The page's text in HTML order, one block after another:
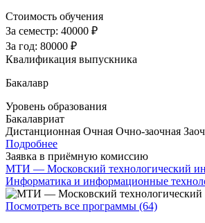
Стоимость обучения
За семестр: 40000 ₽
За год: 80000 ₽
Квалификация выпускника
Бакалавр
Уровень образования
Бакалавриат
Дистанционная Очная Очно-заочная
Подробнее
Заявка в приёмную комиссию
МТИ — Московский технологический
Информатика и информационные
Посмотреть все программы (64)